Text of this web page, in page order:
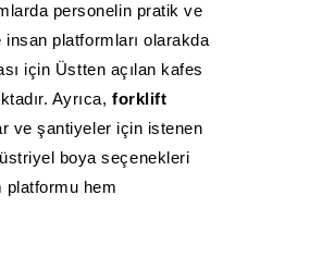
arda personelin pratik ve
insan platformları olarakda
için Üstten açılan kafes
Ayrıca,forklift
ve şantiyeler için istenen
boya seçenekleri
platformu hem